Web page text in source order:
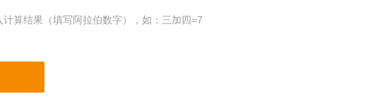
计算结果（填写阿拉伯数字），如：三加四=7